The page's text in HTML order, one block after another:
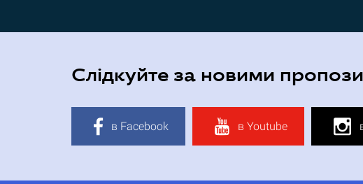
Слідкуйте за новими
в Facebook в Youtube